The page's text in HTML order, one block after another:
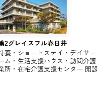
2グレイスフル春日井
養・ショートステイ・デイサ
ム・生活支援ハウス・訪問介
所・在宅介護支援センター 開